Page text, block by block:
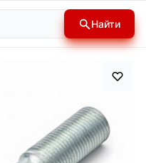
Найти